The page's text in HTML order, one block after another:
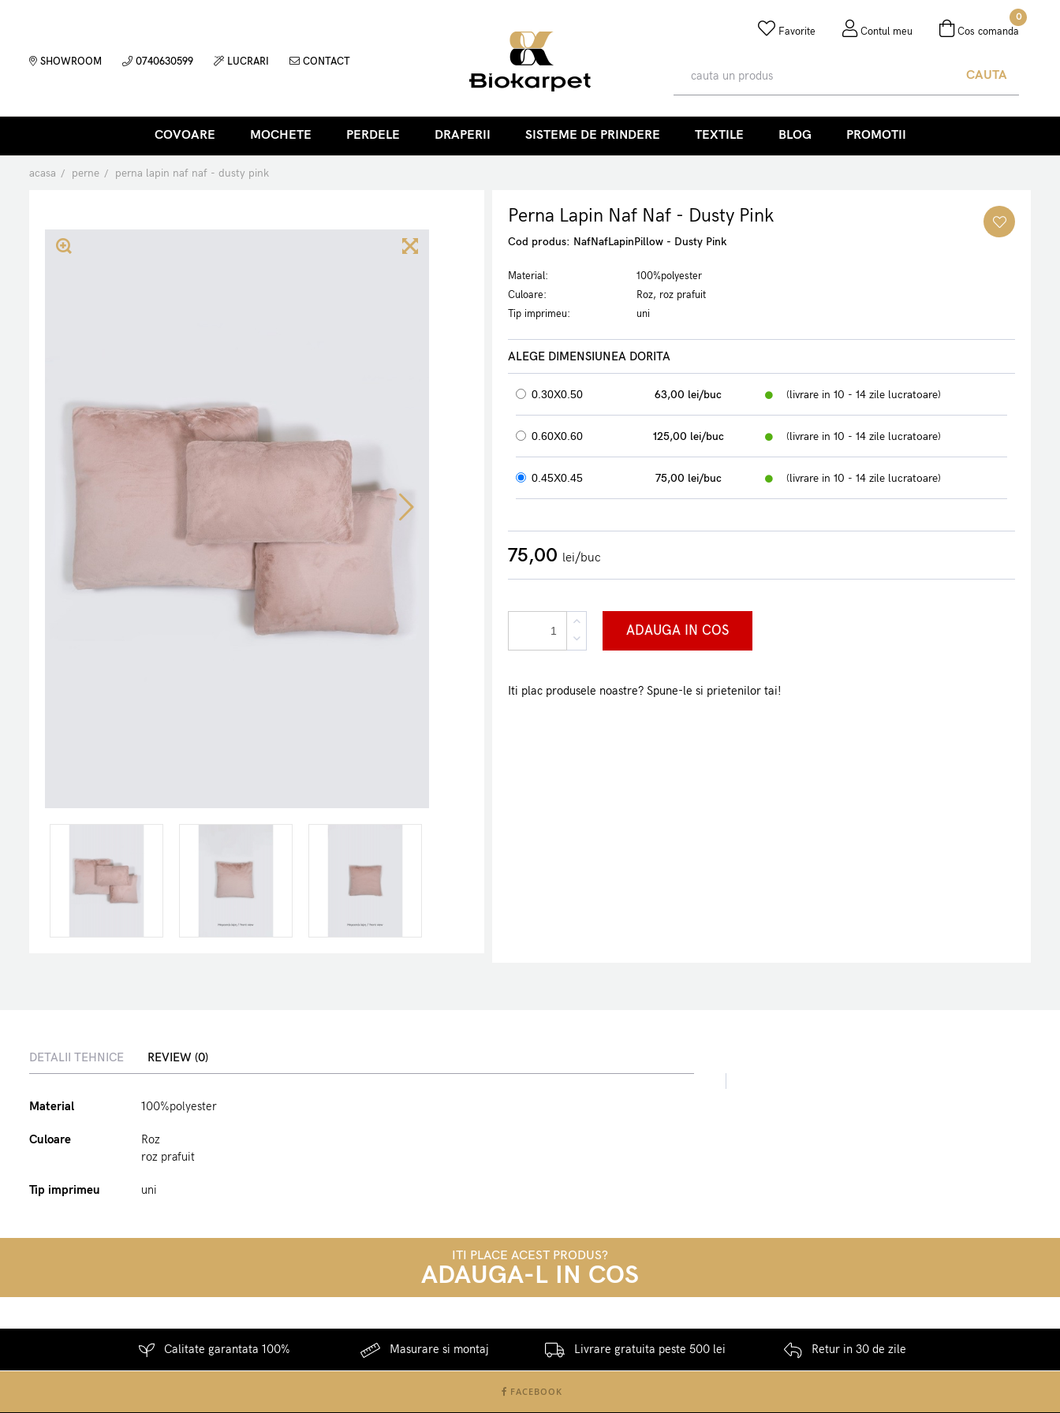
SHOWROOM 0740630599 LUCRARI CONTACT
Favorite Contul meu
0
Cos comanda
CAUTA
COVOARE MOCHETE PERDELE DRAPERII SISTEME DE PRINDERE TEXTILE BLOG PROMOTII
acasa perne perna lapin naf naf - dusty pink
Perna Lapin Naf Naf - Dusty Pink
Cod produs: NafNafLapinPillow - Dusty Pink
Material:
100%polyester
Culoare:
Roz, roz prafuit
Tip imprimeu:
uni
ALEGE DIMENSIUNEA DORITA
0.30X0.50 63,00 lei/buc (livrare in 10 - 14 zile lucratoare)
0.60X0.60 125,00 lei/buc (livrare in 10 - 14 zile lucratoare)
0.45X0.45 75,00 lei/buc (livrare in 10 - 14 zile lucratoare)
75,00 lei/buc
ADAUGA IN COS
Iti plac produsele noastre? Spune-le si prietenilor tai!
DETALII TEHNICE REVIEW (0)
Material 100%polyester
Culoare
Roz
roz prafuit
Tip imprimeu uni
ITI PLACE ACEST PRODUS?
ADAUGA-L IN COS
Calitate garantata 100% Masurare si montaj Livrare gratuita peste 500 lei Retur in 30 de zile
FACEBOOK